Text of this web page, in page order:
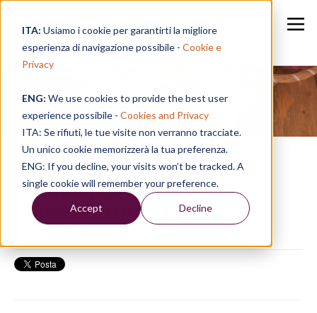
ITA: Usiamo i cookie per garantirti la migliore
esperienza di navigazione possibile - Cookie e
Privacy
ENG: We use cookies to provide the best user
experience possibile - Cookies and Privacy
ITA: Se rifiuti, le tue visite non verranno tracciate.
Un unico cookie memorizzerà la tua preferenza.
ENG: If you decline, your visits won’t be tracked. A
single cookie will remember your preference.
Accept Decline
Speak in a Week
SPEAK TIPS | La rassegna
stampa per migliorare
l’inglese - DICEMBRE 2022